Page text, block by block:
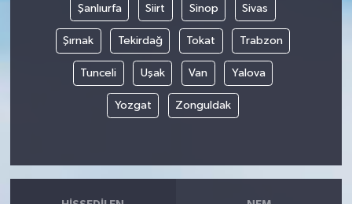
Şanlıurfa Siirt Sinop Sivas
Şırnak Tekirdağ Tokat Trabzon
Tunceli Uşak Van Yalova
Yozgat Zonguldak